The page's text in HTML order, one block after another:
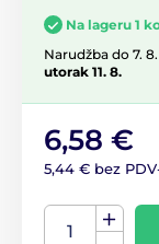
Na lageru 1
Narudžba do 7.
utorak 11. 8.
6,58 €
5,44 € bez